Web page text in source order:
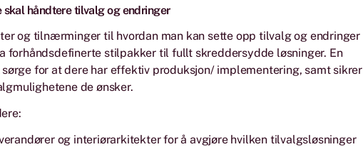
skal håndtere tilvalg og endringer
og tilnærminger til hvordan man kan sette opp tilvalg og endringer
forhåndsdefinerte stilpakker til fullt skreddersydde løsninger. En
for at dere har effektiv produksjon/ implementering, samt sikrer
de ønsker.
og interiørarkitekter for å avgjøre hvilken tilvalgsløsninger